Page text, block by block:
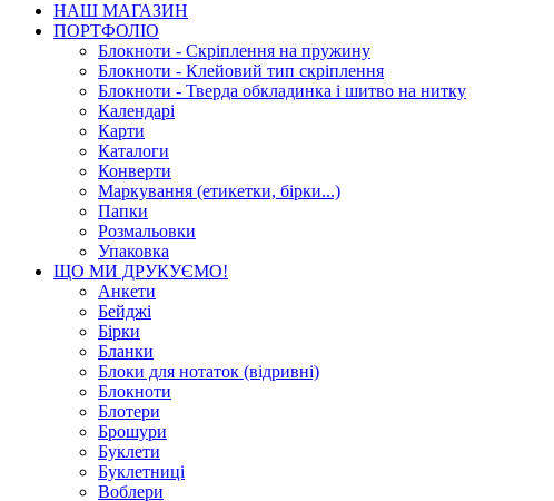
НАШ МАГАЗИН
ПОРТФОЛІО
Блокноти - Скріплення на пружину
Блокноти - Клейовий тип скріплення
Блокноти - Тверда обкладинка і шитво на нитку
Календарі
Карти
Каталоги
Конверти
Маркування (етикетки, бірки...)
Папки
Розмальовки
Упаковка
ЩО МИ ДРУКУЄМО!
Анкети
Бейджі
Бірки
Бланки
Блоки для нотаток (відривні)
Блокноти
Блотери
Брошури
Буклети
Буклетниці
Воблери